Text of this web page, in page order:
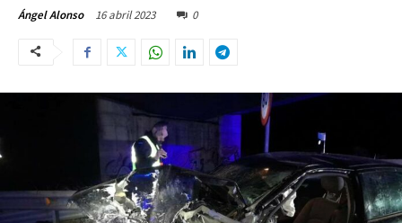
Ángel Alonso 16 abril 2023 0